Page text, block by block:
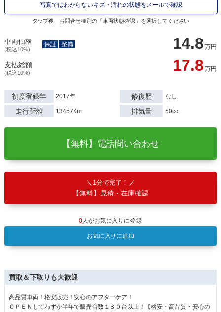
写真ではわからないキズ・汚れの状態をメールで確認
タップ後、お問合せ種別の「車両状態確認」を選択してください
車両価格
(税込10%) 14.8 万円
保証 整備
支払総額
(税込10%) 17.8 万円
初度登録年 2017年 修復歴 なし
走行距離 13457Km 排気量 50cc
【無料】電話問い合わせ
1分で完了！
【無料】見積・在庫確認
0人がお気に入りに登録
お気に入りに追加
買取＆下取りも大歓迎
高品質車両！格安販売！安心のアフターケア！
ＯＰＥＮしてわずか半年で販売台数１８０台以上！【格安・高品質・安心の